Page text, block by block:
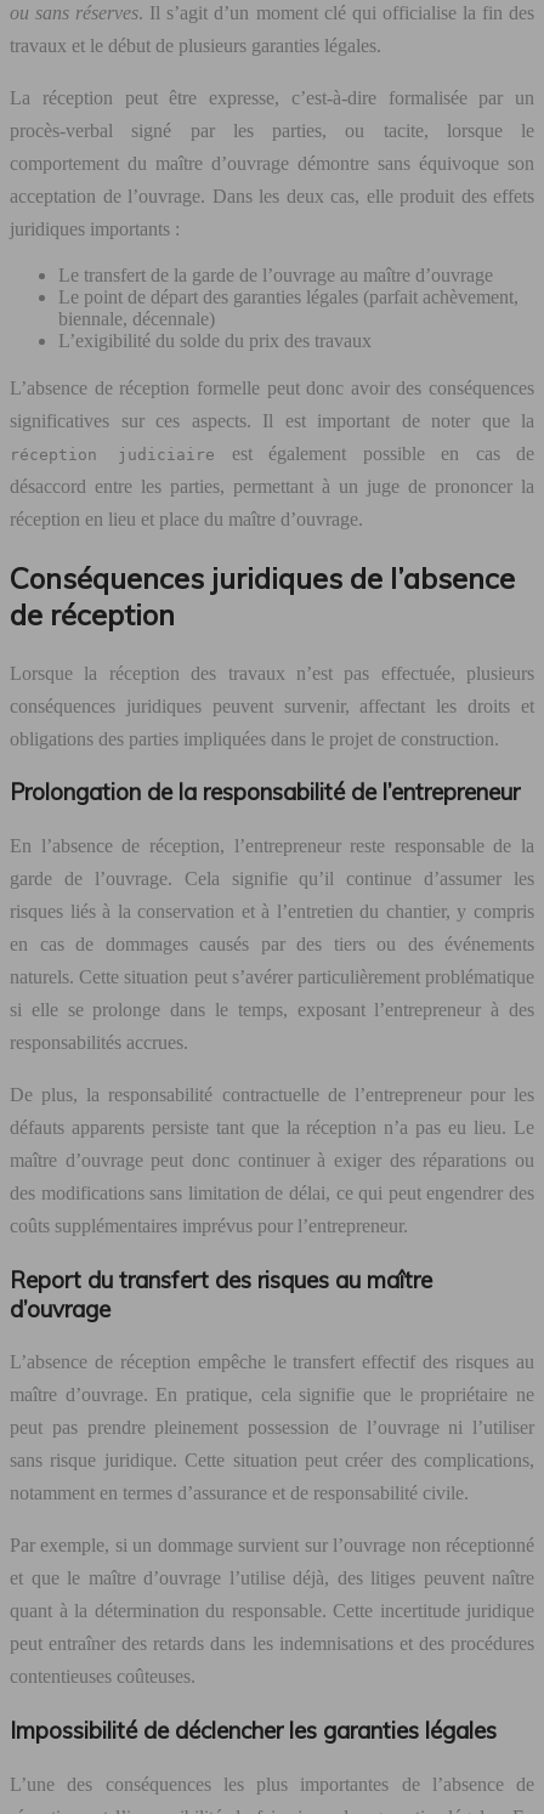
ou sans réserves. Il s’agit d’un moment clé qui officialise la fin des
travaux et le début de plusieurs garanties légales.
La réception peut être expresse, c’est-à-dire formalisée par un
procès-verbal signé par les parties, ou tacite, lorsque le
comportement du maître d’ouvrage démontre sans équivoque son
acceptation de l’ouvrage. Dans les deux cas, elle produit des effets
juridiques importants :
Le transfert de la garde de l’ouvrage au maître d’ouvrage
Le point de départ des garanties légales (parfait achèvement,
biennale, décennale)
L’exigibilité du solde du prix des travaux
L’absence de réception formelle peut donc avoir des conséquences
significatives sur ces aspects. Il est important de noter que la
réception judiciaire
est également possible en cas de
désaccord entre les parties, permettant à un juge de prononcer la
réception en lieu et place du maître d’ouvrage.
Conséquences juridiques de l’absence
de réception
Lorsque la réception des travaux n’est pas effectuée, plusieurs
conséquences juridiques peuvent survenir, affectant les droits et
obligations des parties impliquées dans le projet de construction.
Prolongation de la responsabilité de l’entrepreneur
En l’absence de réception, l’entrepreneur reste responsable de la
garde de l’ouvrage. Cela signifie qu’il continue d’assumer les
risques liés à la conservation et à l’entretien du chantier, y compris
en cas de dommages causés par des tiers ou des événements
naturels. Cette situation peut s’avérer particulièrement problématique
si elle se prolonge dans le temps, exposant l’entrepreneur à des
responsabilités accrues.
De plus, la responsabilité contractuelle de l’entrepreneur pour les
défauts apparents persiste tant que la réception n’a pas eu lieu. Le
maître d’ouvrage peut donc continuer à exiger des réparations ou
des modifications sans limitation de délai, ce qui peut engendrer des
coûts supplémentaires imprévus pour l’entrepreneur.
Report du transfert des risques au maître
d’ouvrage
L’absence de réception empêche le transfert effectif des risques au
maître d’ouvrage. En pratique, cela signifie que le propriétaire ne
peut pas prendre pleinement possession de l’ouvrage ni l’utiliser
sans risque juridique. Cette situation peut créer des complications,
notamment en termes d’assurance et de responsabilité civile.
Par exemple, si un dommage survient sur l’ouvrage non réceptionné
et que le maître d’ouvrage l’utilise déjà, des litiges peuvent naître
quant à la détermination du responsable. Cette incertitude juridique
peut entraîner des retards dans les indemnisations et des procédures
contentieuses coûteuses.
Impossibilité de déclencher les garanties légales
L’une des conséquences les plus importantes de l’absence de